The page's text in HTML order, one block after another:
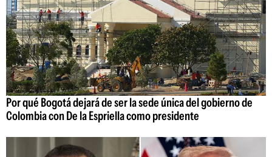
Por qué Bogotá dejará de ser la sede única del gobierno de
Colombia con De la Espriella como presidente